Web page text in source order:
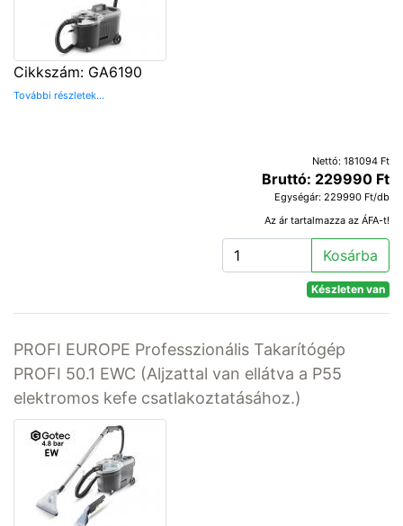
Cikkszám: GA6190
További részletek...
Nettó: 181094 Ft
Bruttó: 229990 Ft
Egységár: 229990 Ft/db
Az ár tartalmazza az ÁFA-t!
Kosárba
Készleten van
PROFI EUROPE Professzionális Takarítógép
PROFI 50.1 EWC (Aljzattal van ellátva a P55
elektromos kefe csatlakoztatásához.)